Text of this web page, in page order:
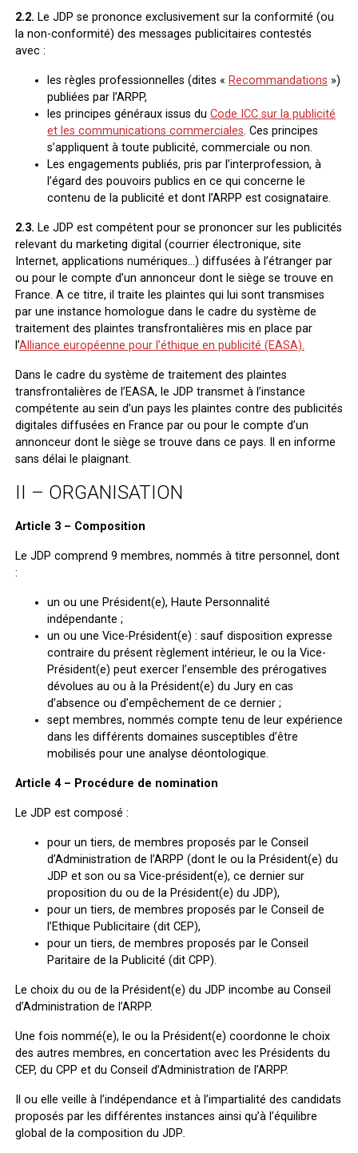
2.2. Le JDP se prononce exclusivement sur la conformité (ou
la non-conformité) des messages publicitaires contestés
avec :
les règles professionnelles (dites « Recommandations »)
publiées par l’ARPP,
les principes généraux issus du Code ICC sur la publicité
et les communications commerciales. Ces principes
s’appliquent à toute publicité, commerciale ou non.
Les engagements publiés, pris par l’interprofession, à
l’égard des pouvoirs publics en ce qui concerne le
contenu de la publicité et dont l’ARPP est cosignataire.
2.3. Le JDP est compétent pour se prononcer sur les publicités
relevant du marketing digital (courrier électronique, site
Internet, applications numériques…) diffusées à l’étranger par
ou pour le compte d’un annonceur dont le siège se trouve en
France. A ce titre, il traite les plaintes qui lui sont transmises
par une instance homologue dans le cadre du système de
traitement des plaintes transfrontalières mis en place par
l’Alliance européenne pour l’éthique en publicité (EASA).
Dans le cadre du système de traitement des plaintes
transfrontalières de l’EASA, le JDP transmet à l’instance
compétente au sein d’un pays les plaintes contre des publicités
digitales diffusées en France par ou pour le compte d’un
annonceur dont le siège se trouve dans ce pays. Il en informe
sans délai le plaignant.
II – ORGANISATION
Article 3 – Composition
Le JDP comprend 9 membres, nommés à titre personnel, dont
:
un ou une Président(e), Haute Personnalité
indépendante ;
un ou une Vice-Président(e) : sauf disposition expresse
contraire du présent règlement intérieur, le ou la Vice-
Président(e) peut exercer l’ensemble des prérogatives
dévolues au ou à la Président(e) du Jury en cas
d’absence ou d’empêchement de ce dernier ;
sept membres, nommés compte tenu de leur expérience
dans les différents domaines susceptibles d’être
mobilisés pour une analyse déontologique.
Article 4 – Procédure de nomination
Le JDP est composé :
pour un tiers, de membres proposés par le Conseil
d’Administration de l’ARPP (dont le ou la Président(e) du
JDP et son ou sa Vice-président(e), ce dernier sur
proposition du ou de la Président(e) du JDP),
pour un tiers, de membres proposés par le Conseil de
l’Ethique Publicitaire (dit CEP),
pour un tiers, de membres proposés par le Conseil
Paritaire de la Publicité (dit CPP).
Le choix du ou de la Président(e) du JDP incombe au Conseil
d’Administration de l’ARPP.
Une fois nommé(e), le ou la Président(e) coordonne le choix
des autres membres, en concertation avec les Présidents du
CEP, du CPP et du Conseil d’Administration de l’ARPP.
Il ou elle veille à l’indépendance et à l’impartialité des candidats
proposés par les différentes instances ainsi qu’à l’équilibre
global de la composition du JDP.